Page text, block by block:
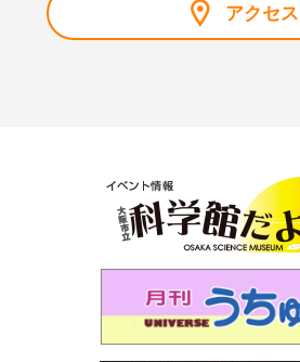
アクセス